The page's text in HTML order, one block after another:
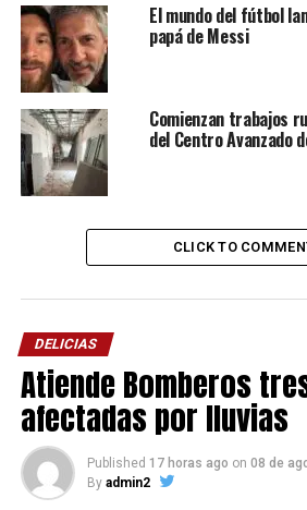
El mundo del fútbol
papá de Messi
Comienzan trabajos
del Centro Avanzado
CLICK TO
DELICIAS
Atiende Bomberos
afectadas por lluvias
Published 17 horas ago on 08 de
By admin2